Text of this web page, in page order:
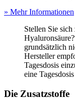
» Mehr Informationen
Stellen Sie
grundsätzlich
Hersteller
Tagesdosis
eine
Die Zusatzstoffe